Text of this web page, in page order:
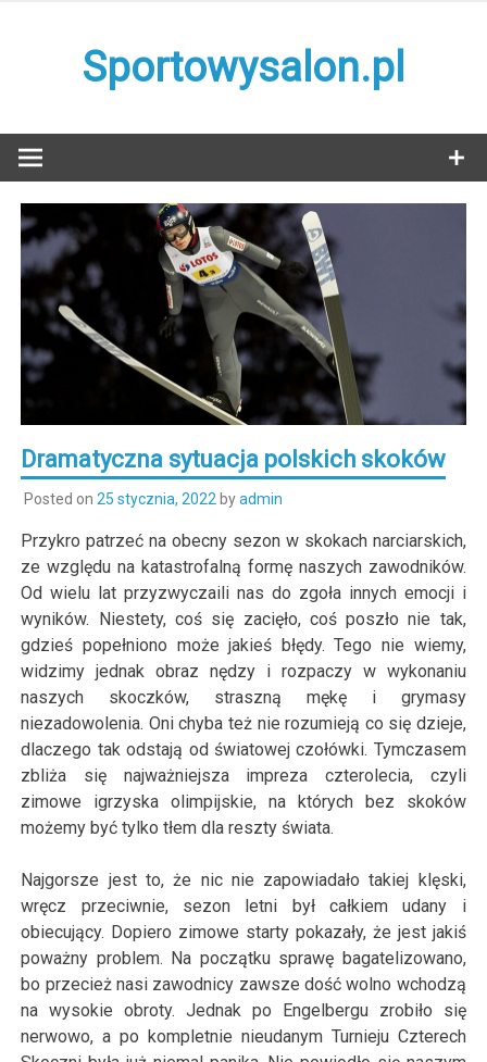
Sportowysalon.pl
Dramatyczna sytuacja polskich skoków
Posted on 25 stycznia, 2022 byadmin
Przykro patrzeć na obecny sezon w skokach narciarskich,
ze względu na katastrofalną formę naszych zawodników.
Od wielu lat przyzwyczaili nas do zgoła innych emocji i
wyników. Niestety, coś się zacięło, coś poszło nie tak,
gdzieś popełniono może jakieś błędy. Tego nie wiemy,
widzimy jednak obraz nędzy i rozpaczy w wykonaniu
naszych skoczków, straszną mękę i grymasy
niezadowolenia. Oni chyba też nie rozumieją co się dzieje,
dlaczego tak odstają od światowej czołówki. Tymczasem
zbliża się najważniejsza impreza czterolecia, czyli
zimowe igrzyska olimpijskie, na których bez skoków
możemy być tylko tłem dla reszty świata.
Najgorsze jest to, że nic nie zapowiadało takiej klęski,
wręcz przeciwnie, sezon letni był całkiem udany i
obiecujący. Dopiero zimowe starty pokazały, że jest jakiś
poważny problem. Na początku sprawę bagatelizowano,
bo przecież nasi zawodnicy zawsze dość wolno wchodzą
na wysokie obroty. Jednak po Engelbergu zrobiło się
nerwowo, a po kompletnie nieudanym Turnieju Czterech